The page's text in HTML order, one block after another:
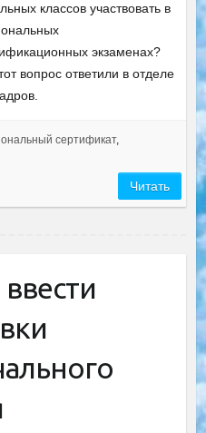
классов участвовать в
экзаменах?
вопрос ответили в отделе
сертификат,
Читать